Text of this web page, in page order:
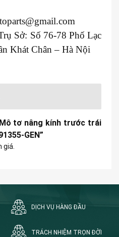
Sở: Số 76-78 Phố Lạc
Khát Chân – Hà Nội
tơ nâng kính trước trái
GEN”
giá.
DỊCH VỤ HÀNG ĐẦU
TRÁCH NHIỆM TRỌN ĐỜI